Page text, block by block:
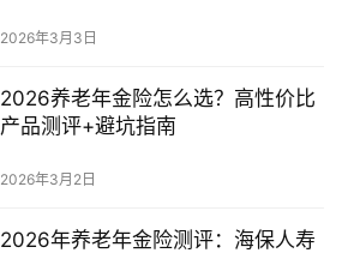
2026年3月3日
2026养老年金险怎么选？高性价比
产品测评+避坑指南
2026年3月2日
2026年养老年金险测评：海保人寿